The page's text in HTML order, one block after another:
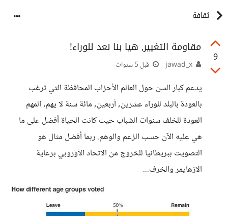
ثقافة
9
مقاومة التغيير, هيا بنا نعد للوراء!
قبل 5 سنوات
يدعم كبار السن حول العالم الأحزاب المحافظة التي ترغب
بالعودة بالبلد للوراء عشرين, أربعين, مائة سنة لا يهم, المهم
العودة للخلف سنوات الشباب حيث كانت الحياة أفضل على ما
هي عليه الآن حسب الزعم والوهم. ربما أفضل مثال هو
التصويت ببريطانيا للخروج من الاتحاد الأوروبي برعاية
الازهايمر والخرف...